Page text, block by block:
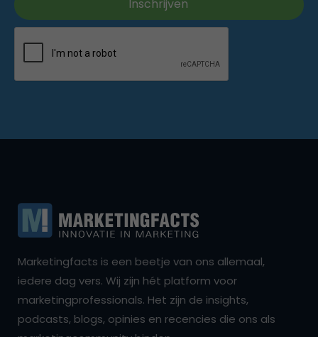
Marketingfacts is een beetje van ons allemaal,
iedere dag vers. Wij zijn hét platform voor
marketingprofessionals. Het zijn de insights,
podcasts, blogs, opinies en recencies die ons als